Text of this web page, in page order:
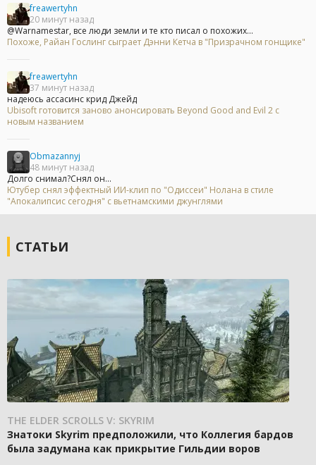
freawertyhn
20 минут назад
@Warnamestar, все люди земли и те кто писал о похожих...
Похоже, Райан Гослинг сыграет Дэнни Кетча в "Призрачном гонщике"
freawertyhn
37 минут назад
надеюсь ассасинс крид Джейд
Ubisoft готовится заново анонсировать Beyond Good and Evil 2 с
новым названием
Obmazannyj
48 минут назад
Долго снимал?Снял он...
Ютубер снял эффектный ИИ-клип по "Одиссеи" Нолана в стиле
"Апокалипсис сегодня" с вьетнамскими джунглями
СТАТЬИ
THE ELDER SCROLLS V: SKYRIM
Знатоки Skyrim предположили, что Коллегия бардов
была задумана как прикрытие Гильдии воров